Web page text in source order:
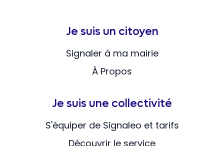
Je suis un citoyen
Signaler à ma mairie
À Propos
Je suis une collectivité
S'équiper de Signaleo et tarifs
Découvrir le service